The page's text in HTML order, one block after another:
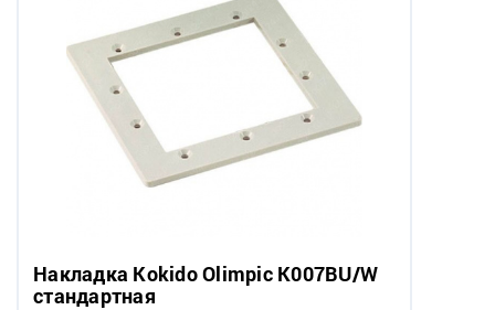
Накладка Kokido Olimpic K007BU/W
стандартная